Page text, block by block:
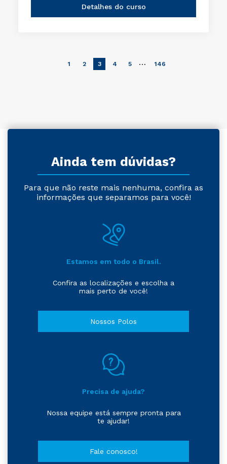
Detalhes do curso
1 2 3 4 5 … 146
Ainda tem dúvidas?
Para que não reste mais nenhuma, confira as
informações que separamos para você!
Estamos em todo o Brasil.
Confira as localizações e escolha a
mais perto de você!
Nossos Polos
Precisa de ajuda?
Nossa equipe está sempre pronta para
te ajudar!
Fale conosco!